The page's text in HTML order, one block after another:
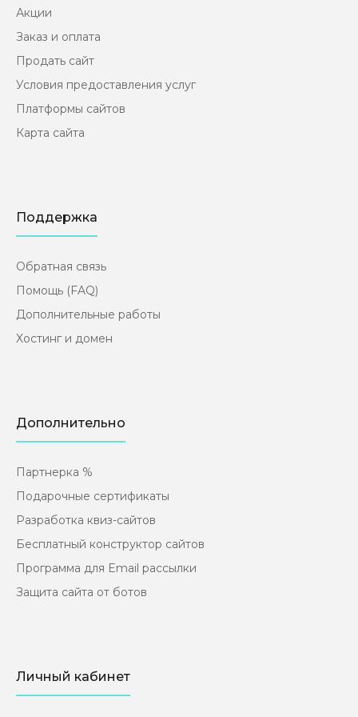
конверсию из обычных посетителей в теплых.
Качественный сайт под партнерские программы
микрозаймов онлайн Разработан на CMS
WordPress. На сайте не используются тяжелые
редакторы (Elementor, Visual composer и тд),
шаблоне собственной разработки с
Микрозаймы с квизом (Landong Page)
Акции
Заказ и оплата
Продать сайт
Условия предоставления услуг
Платформы сайтов
Карта сайта
Поддержка
Обратная связь
Помощь (FAQ)
Дополнительные работы
Хостинг и домен
Дополнительно
Партнерка %
Подарочные сертификаты
Разработка квиз-сайтов
Бесплатный конструктор сайтов
Программа для Email рассылки
Защита сайта от ботов
Личный кабинет